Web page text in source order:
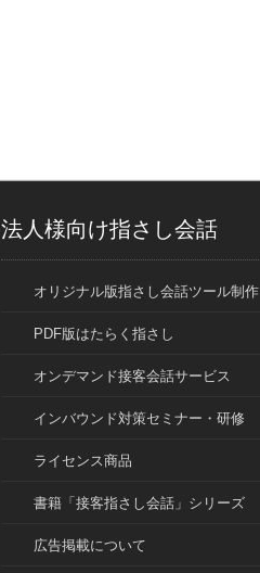
法人様向け指さし会話
オリジナル版指さし会話ツール制作
PDF版はたらく指さし
オンデマンド接客会話サービス
インバウンド対策セミナー・研修
ライセンス商品
書籍「接客指さし会話」シリーズ
広告掲載について